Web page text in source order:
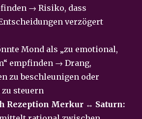
→ Risiko, dass
verzögert
Mond als „zu emotional,
empfinden → Drang,
zu beschleunigen oder
steuern
Rezeption Merkur ↔ Saturn: